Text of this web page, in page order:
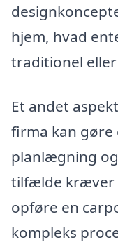
hjem, hvad
traditionel
Et andet
firma kan gøre
planlægning
tilfælde kræver
opføre en
kompleks